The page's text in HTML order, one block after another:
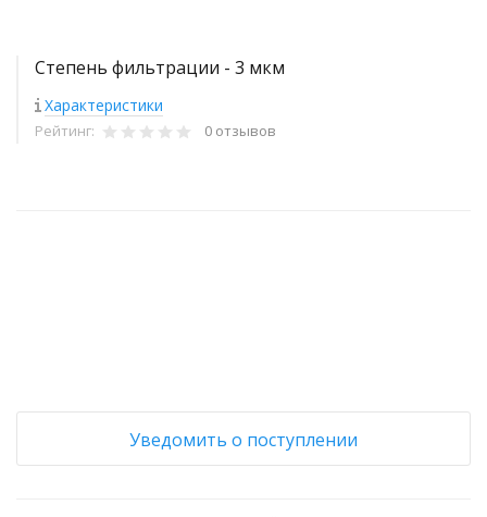
Степень фильтрации - 3 мкм
Характеристики
Рейтинг: 0 отзывов
Уведомить о поступлении